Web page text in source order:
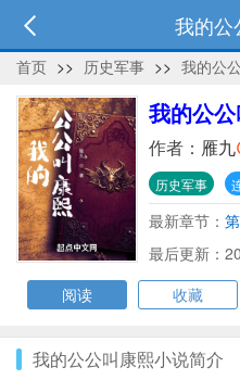
我的公
首页 >> 历史军事 >> 我的公
我的公
作者： 雁九
历史军事
最新章节：
最后更新：
阅读
收藏
我的公公叫康熙小说简介